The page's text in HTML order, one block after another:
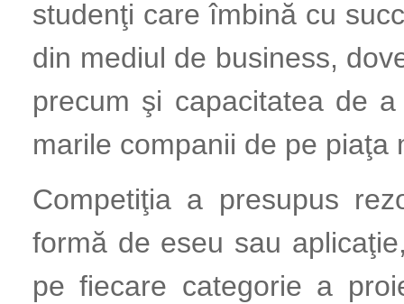
studenţi care îmbină cu
din mediul de business,
precum şi capacitatea de
marile companii de pe piaţa
Competiţia a presupus
formă de eseu sau
pe fiecare categorie a